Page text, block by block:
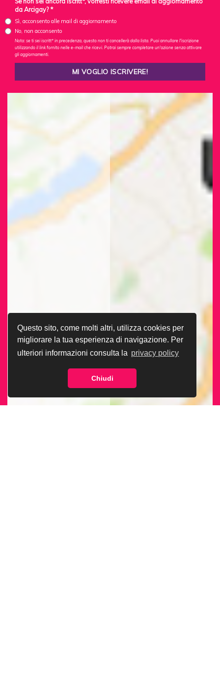
Questo sito, come molti altri, utilizza cookies per
migliorare la tua esperienza di navigazione. Per
ulteriori informazioni consulta la privacy policy
Chiudi
da Arcigay? *
Sì, acconsento alle mail di aggiornamento
No, non acconsento
Nota: se ti sei iscritt* in precedenza, questo non ti cancellerà dalla lista. Puoi annullare l'iscrizione
utilizzando il link fornito nelle e-mail che ricevi. Potrai sempre completare un'azione senza attivare
gli aggiornamenti.